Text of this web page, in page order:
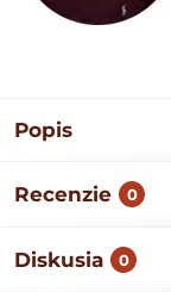
Popis
Recenzie 0
Diskusia 0